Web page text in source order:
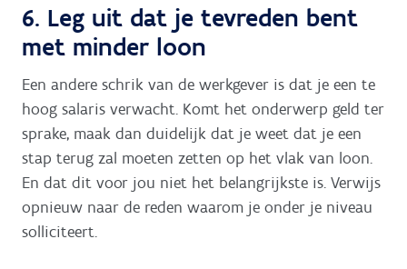
6. Leg uit dat je tevreden bent
met minder loon
Een andere schrik van de werkgever is dat je een te
hoog salaris verwacht. Komt het onderwerp geld ter
sprake, maak dan duidelijk dat je weet dat je een
stap terug zal moeten zetten op het vlak van loon.
En dat dit voor jou niet het belangrijkste is. Verwijs
opnieuw naar de reden waarom je onder je niveau
solliciteert.